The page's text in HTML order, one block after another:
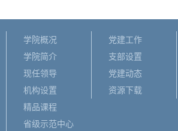
学院概况 党建工作
学院简介
支部设置
现任领导
党建动态
机构设置
资源下载
精品课程
省级示范中心